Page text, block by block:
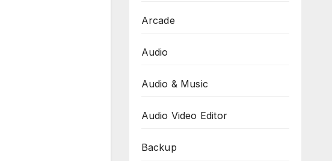
Arcade
Audio
Audio & Music
Audio Video Editor
Backup